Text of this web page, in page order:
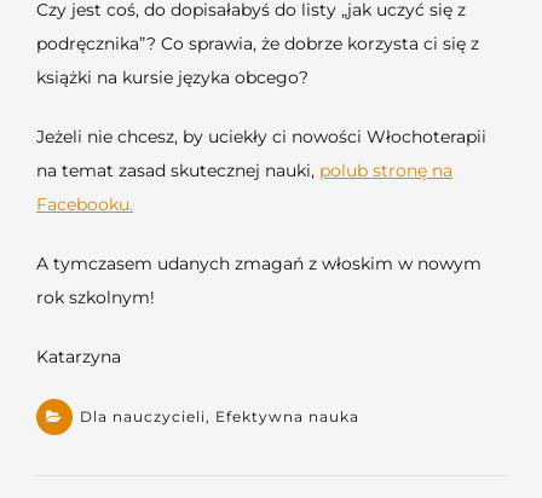
Czy jest coś, do dopisałabyś do listy „jak uczyć się z
podręcznika”? Co sprawia, że dobrze korzysta ci się z
książki na kursie języka obcego?
Jeżeli nie chcesz, by uciekły ci nowości Włochoterapii
na temat zasad skutecznej nauki, polub stronę na
Facebooku.
A tymczasem udanych zmagań z włoskim w nowym
rok szkolnym!
Katarzyna
Dla nauczycieli, Efektywna nauka